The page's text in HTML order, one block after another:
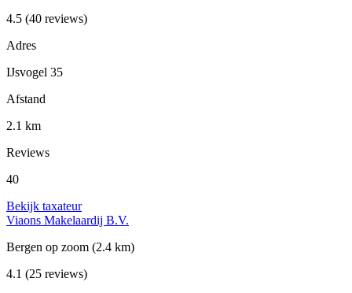
4.5 (40 reviews)
Adres
IJsvogel 35
Afstand
2.1 km
Reviews
40
Bekijk taxateur
Viaons Makelaardij B.V.
Bergen op zoom (2.4 km)
4.1 (25 reviews)